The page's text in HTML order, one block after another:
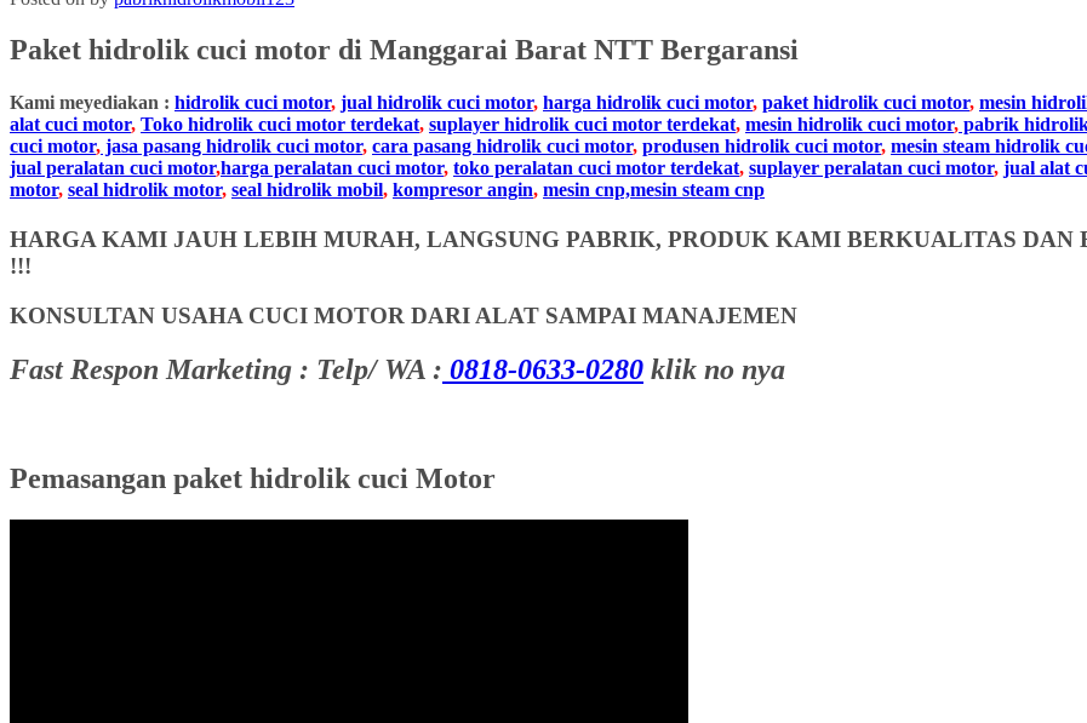
Paket hidrolik cuci motor di Manggarai Barat NTT Bergaransi
Kami meyediakan : hidrolik cuci motor, jual hidrolik cuci motor, harga hidrolik cuci motor, paket hidrolik cuci motor, mesin
alat cuci motor, Toko hidrolik cuci motor terdekat, suplayer hidrolik cuci motor terdekat, mesin hidrolik cuci motor, pabrik
cuci motor, jasa pasang hidrolik cuci motor, cara pasang hidrolik cuci motor, produsen hidrolik cuci motor, mesin steam hidrolik
jual peralatan cuci motor,harga peralatan cuci motor, toko peralatan cuci motor terdekat, suplayer peralatan cuci motor, jual alat
motor, seal hidrolik motor, seal hidrolik mobil, kompresor angin, mesin cnp,mesin steam cnp
HARGA KAMI JAUH LEBIH MURAH, LANGSUNG PABRIK, PRODUK KAMI BERKUALITAS DAN
!!!
KONSULTAN USAHA CUCI MOTOR DARI ALAT SAMPAI MANAJEMEN
Fast Respon Marketing : Telp/ WA : 0818-0633-0280 klik no nya
Pemasangan paket hidrolik cuci Motor